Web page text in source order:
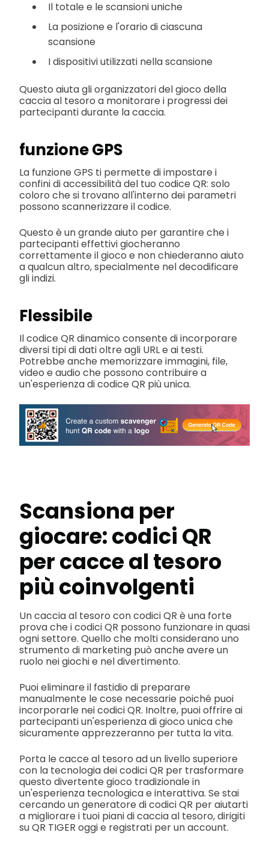
Il totale e le scansioni uniche
La posizione e l'orario di ciascuna
scansione
I dispositivi utilizzati nella scansione
Questo aiuta gli organizzatori del gioco della
caccia al tesoro a monitorare i progressi dei
partecipanti durante la caccia.
funzione GPS
La funzione GPS ti permette di impostare i
confini di accessibilità del tuo codice QR: solo
coloro che si trovano all'interno dei parametri
possono scannerizzare il codice.
Questo è un grande aiuto per garantire che i
partecipanti effettivi giocheranno
correttamente il gioco e non chiederanno aiuto
a qualcun altro, specialmente nel decodificare
gli indizi.
Flessibile
Il codice QR dinamico consente di incorporare
diversi tipi di dati oltre agli URL e ai testi.
Potrebbe anche memorizzare immagini, file,
video e audio che possono contribuire a
un'esperienza di codice QR più unica.
Scansiona per
giocare: codici QR
per cacce al tesoro
più coinvolgenti
Un caccia al tesoro con codici QR è una forte
prova che i codici QR possono funzionare in quasi
ogni settore. Quello che molti considerano uno
strumento di marketing può anche avere un
ruolo nei giochi e nel divertimento.
Puoi eliminare il fastidio di preparare
manualmente le cose necessarie poiché puoi
incorporarle nei codici QR. Inoltre, puoi offrire ai
partecipanti un'esperienza di gioco unica che
sicuramente apprezzeranno per tutta la vita.
Porta le cacce al tesoro ad un livello superiore
con la tecnologia dei codici QR per trasformare
questo divertente gioco tradizionale in
un'esperienza tecnologica e interattiva. Se stai
cercando un generatore di codici QR per aiutarti
a migliorare i tuoi piani di caccia al tesoro, dirigiti
su QR TIGER oggi e registrati per un account.